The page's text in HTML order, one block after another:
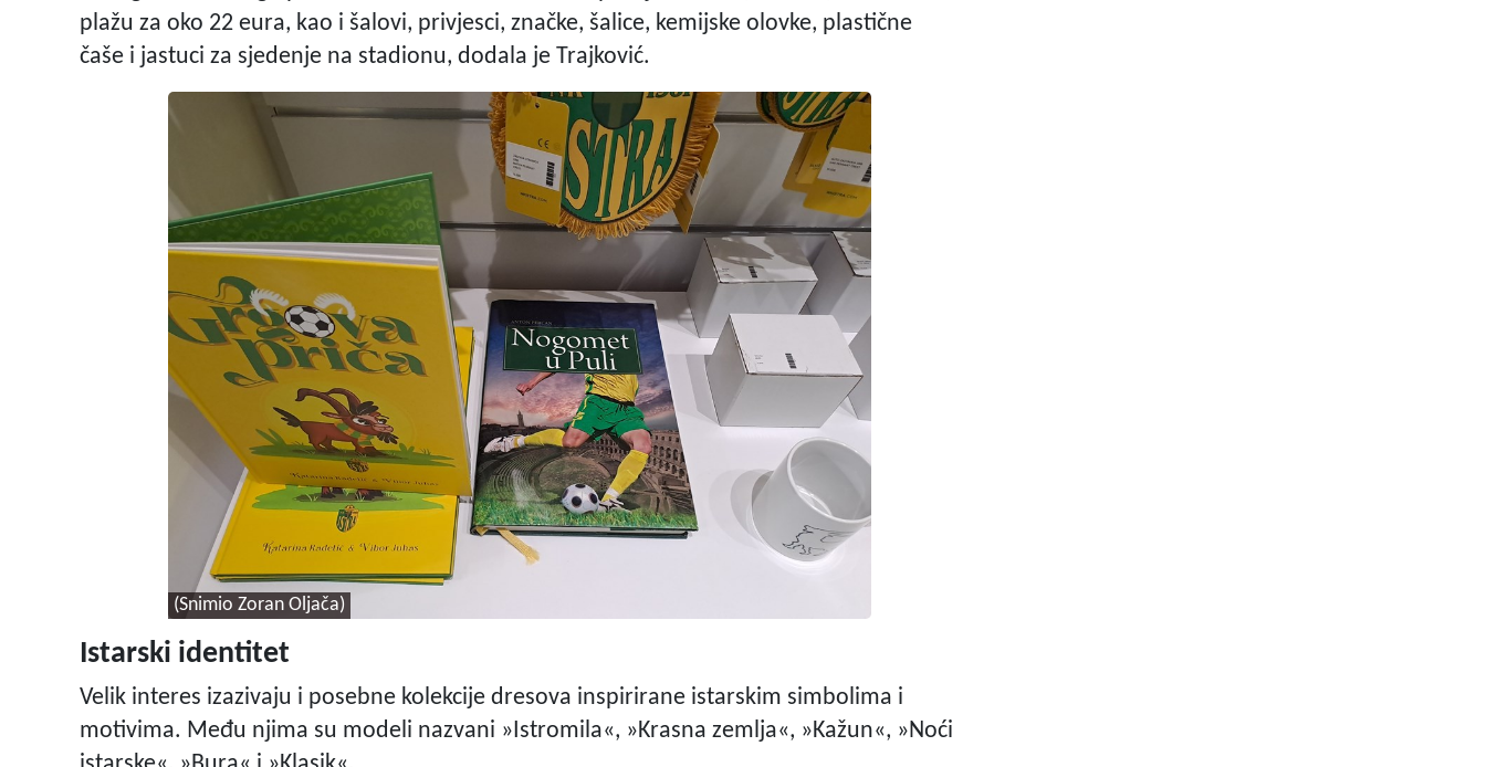
plažu za oko 22 eura, kao i šalovi, privjesci, značke, šalice, kemijske olovke, plastične
čaše i jastuci za sjedenje na stadionu, dodala je Trajković.
(Snimio Zoran Oljača)
Istarski identitet
Velik interes izazivaju i posebne kolekcije dresova inspirirane istarskim simbolima i
motivima. Među njima su modeli nazvani »Istromila«, »Krasna zemlja«, »Kažun«, »Noći